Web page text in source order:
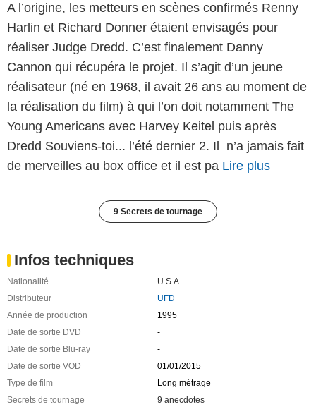
A l’origine, les metteurs en scènes confirmés Renny
Harlin et Richard Donner étaient envisagés pour
réaliser Judge Dredd. C’est finalement Danny
Cannon qui récupéra le projet. Il s’agit d’un jeune
réalisateur (né en 1968, il avait 26 ans au moment de
la réalisation du film) à qui l’on doit notamment The
Young Americans avec Harvey Keitel puis après
Dredd Souviens-toi... l’été dernier 2. Il n’a jamais fait
de merveilles au box office et il est pa Lire plus
9 Secrets de tournage
Infos techniques
Nationalité
U.S.A.
Distributeur
UFD
Année de production
1995
Date de sortie DVD
-
Date de sortie Blu-ray
-
Date de sortie VOD
01/01/2015
Type de film
Long métrage
Secrets de tournage
9 anecdotes